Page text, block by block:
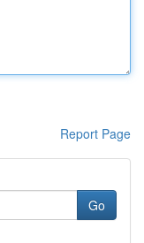
Report Page
Go